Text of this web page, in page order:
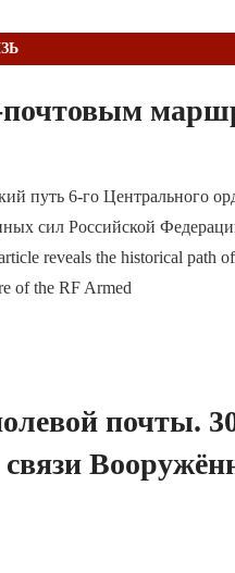
почтовым
путь 6-го Центрального
сил Российской
reveals the historical path
of the RF Armed
почты.
связи